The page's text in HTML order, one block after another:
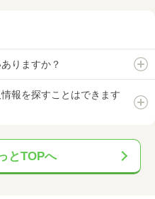
りますか？
報を探すことはできます
とTOPへ